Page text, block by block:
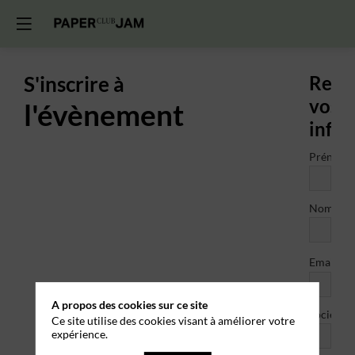
S'inscrire à
l'évènement
vos
Prénom
Nom
Email
Société
A propos des cookies sur ce site
Ce site utilise des cookies visant à améliorer votre
expérience.